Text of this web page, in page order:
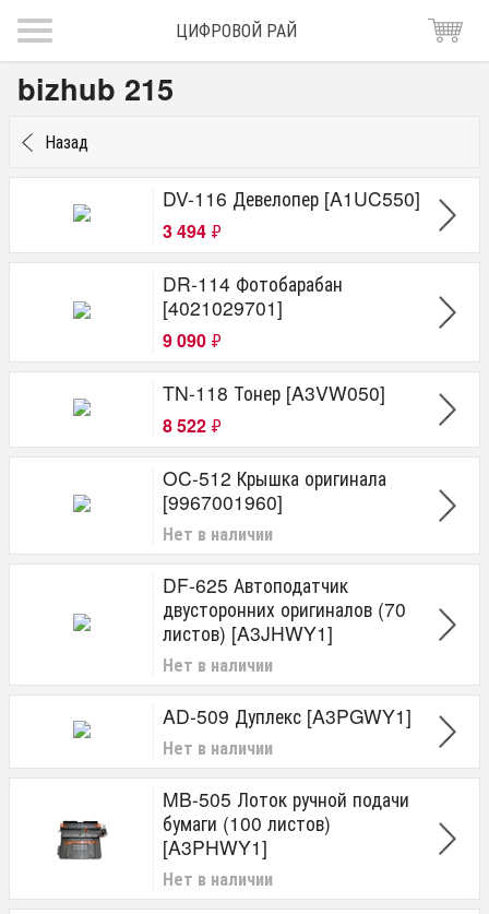
ЦИФРОВОЙ РАЙ
bizhub 215
Назад
DV-116 Девелопер [A1UC550]
3 494 ₽
DR-114 Фотобарабан
[4021029701]
9 090 ₽
TN-118 Тонер [A3VW050]
8 522 ₽
OC-512 Крышка оригинала
[9967001960]
Нет в наличии
DF-625 Автоподатчик
двусторонних оригиналов (70
листов) [A3JHWY1]
Нет в наличии
AD-509 Дуплекс [A3PGWY1]
Нет в наличии
MB-505 Лоток ручной подачи
бумаги (100 листов)
[A3PHWY1]
Нет в наличии